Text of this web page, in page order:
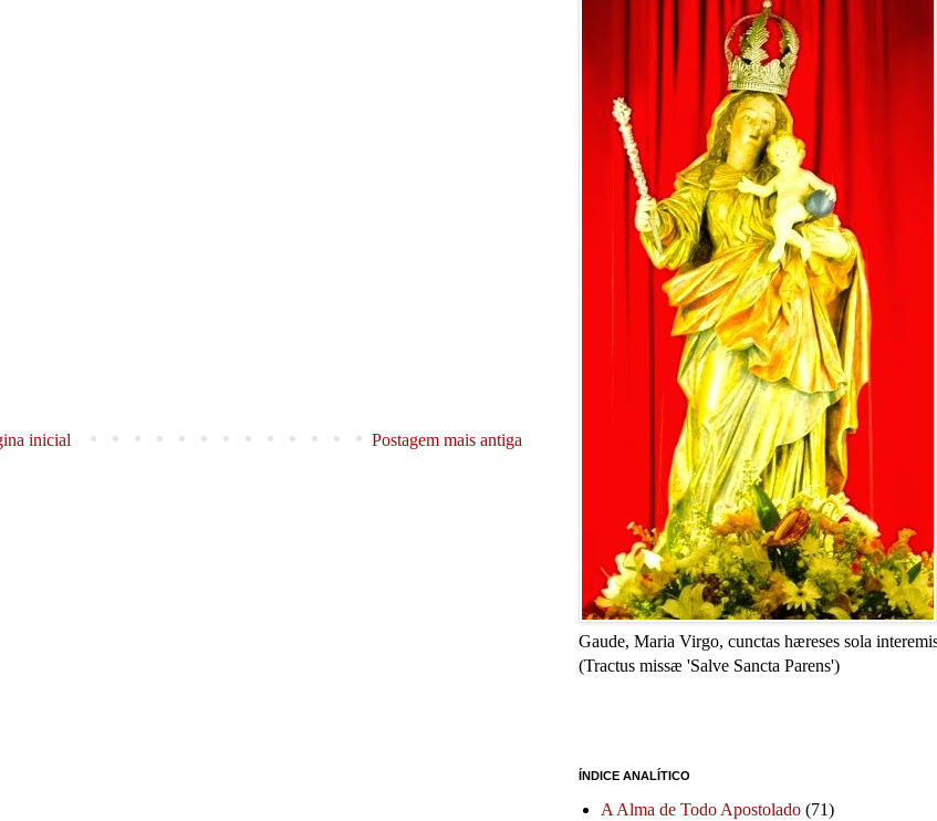
Postagem mais antiga
inicial
Gaude, Maria Virgo, cunctas hæreses sola
(Tractus missæ 'Salve Sancta Parens')
ÍNDICE ANALÍTICO
A Alma de Todo Apostolado (71)